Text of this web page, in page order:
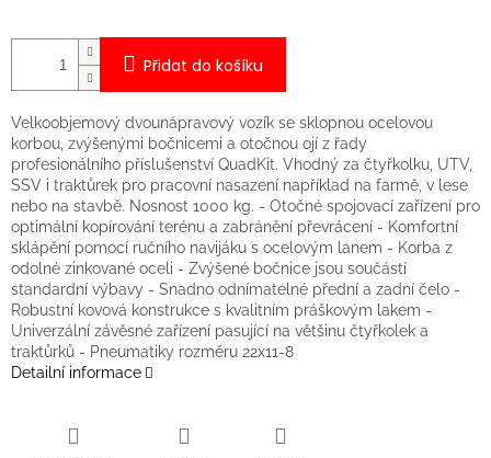
Přidat do košíku
Velkoobjemový dvounápravový vozík se sklopnou ocelovou
korbou, zvýšenými bočnicemi a otočnou ojí z řady
profesionálního příslušenství QuadKit. Vhodný za čtyřkolku, UTV,
SSV i traktůrek pro pracovní nasazení například na farmě, v lese
nebo na stavbě. Nosnost 1000 kg. - Otočné spojovací zařízení pro
optimální kopírování terénu a zabránění převrácení - Komfortní
sklápění pomocí ručního navijáku s ocelovým lanem - Korba z
odolné zinkované oceli - Zvýšené bočnice jsou součástí
standardní výbavy - Snadno odnímatelné přední a zadní čelo -
Robustní kovová konstrukce s kvalitním práškovým lakem -
Univerzální závěsné zařízení pasující na většinu čtyřkolek a
traktůrků - Pneumatiky rozměru 22x11-8
Detailní informace